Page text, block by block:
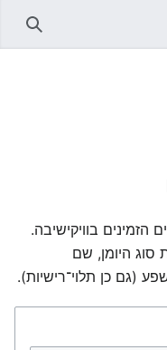
הזמינים בוויקישיבה.
סוג היומן, שם
(גם כן תלוי־רישיות).